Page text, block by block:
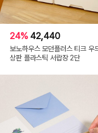
24% 42,440
보노하우스 모던플러스 티크 우
상판 플라스틱 서랍장 2단